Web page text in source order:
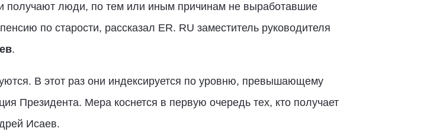
получают люди, по тем или иным причинам не выработавшие
по старости, рассказал ER. RU заместитель руководителя
.
В этот раз они индексируется по уровню, превышающему
Президента. Мера коснется в первую очередь тех, кто получает
Исаев.